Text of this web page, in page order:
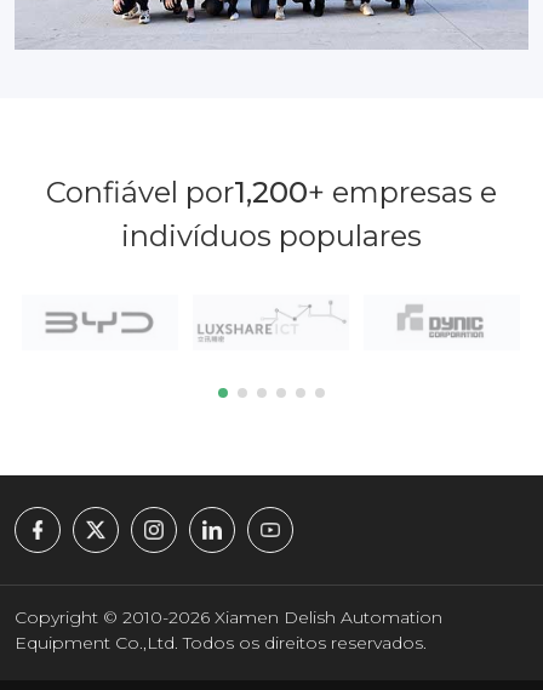
Confiável por1,200+ empresas e
indivíduos populares
Copyright © 2010-2026 Xiamen Delish Automation
Equipment Co.,Ltd. Todos os direitos reservados.